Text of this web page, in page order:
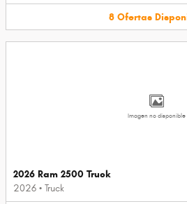
8 Ofertas
Imagen no disponible
2026 Ram 2500 Truck
2026 • Truck